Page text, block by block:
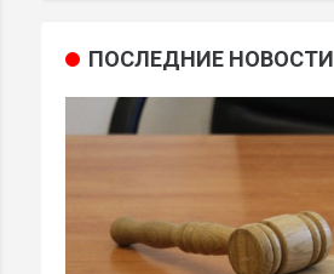
ПОСЛЕДНИЕ НОВОСТИ